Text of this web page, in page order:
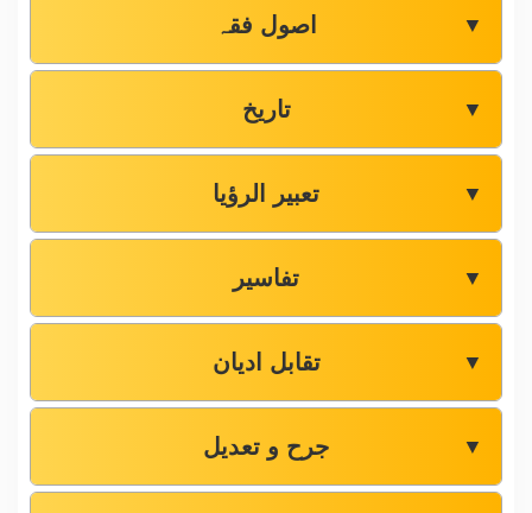
اصول فقہ ▼
تاریخ ▼
تعبیر الرؤیا ▼
تفاسیر ▼
تقابل ادیان ▼
جرح و تعدیل ▼